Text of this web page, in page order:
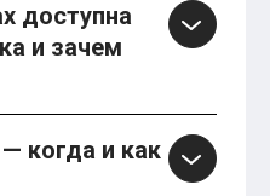
доступна
и зачем
когда и как